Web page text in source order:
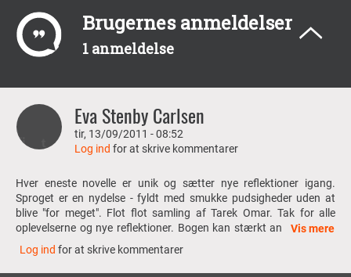
Brugernes anmeldelser
1 anmeldelse
Eva Stenby Carlsen
tir, 13/09/2011 - 08:52
Log ind for at skrive kommentarer
Hver eneste novelle er unik og sætter nye reflektioner igang.
Sproget er en nydelse - fyldt med smukke pudsigheder uden at
blive "for meget". Flot flot samling af Tarek Omar. Tak for alle
oplevelserne og nye reflektioner. Bogen kan stærkt anbefales fra
8. klasse til 110 år og er oplagt pensum. En ægte forandringsbog!
Vis mere
Log ind for at skrive kommentarer